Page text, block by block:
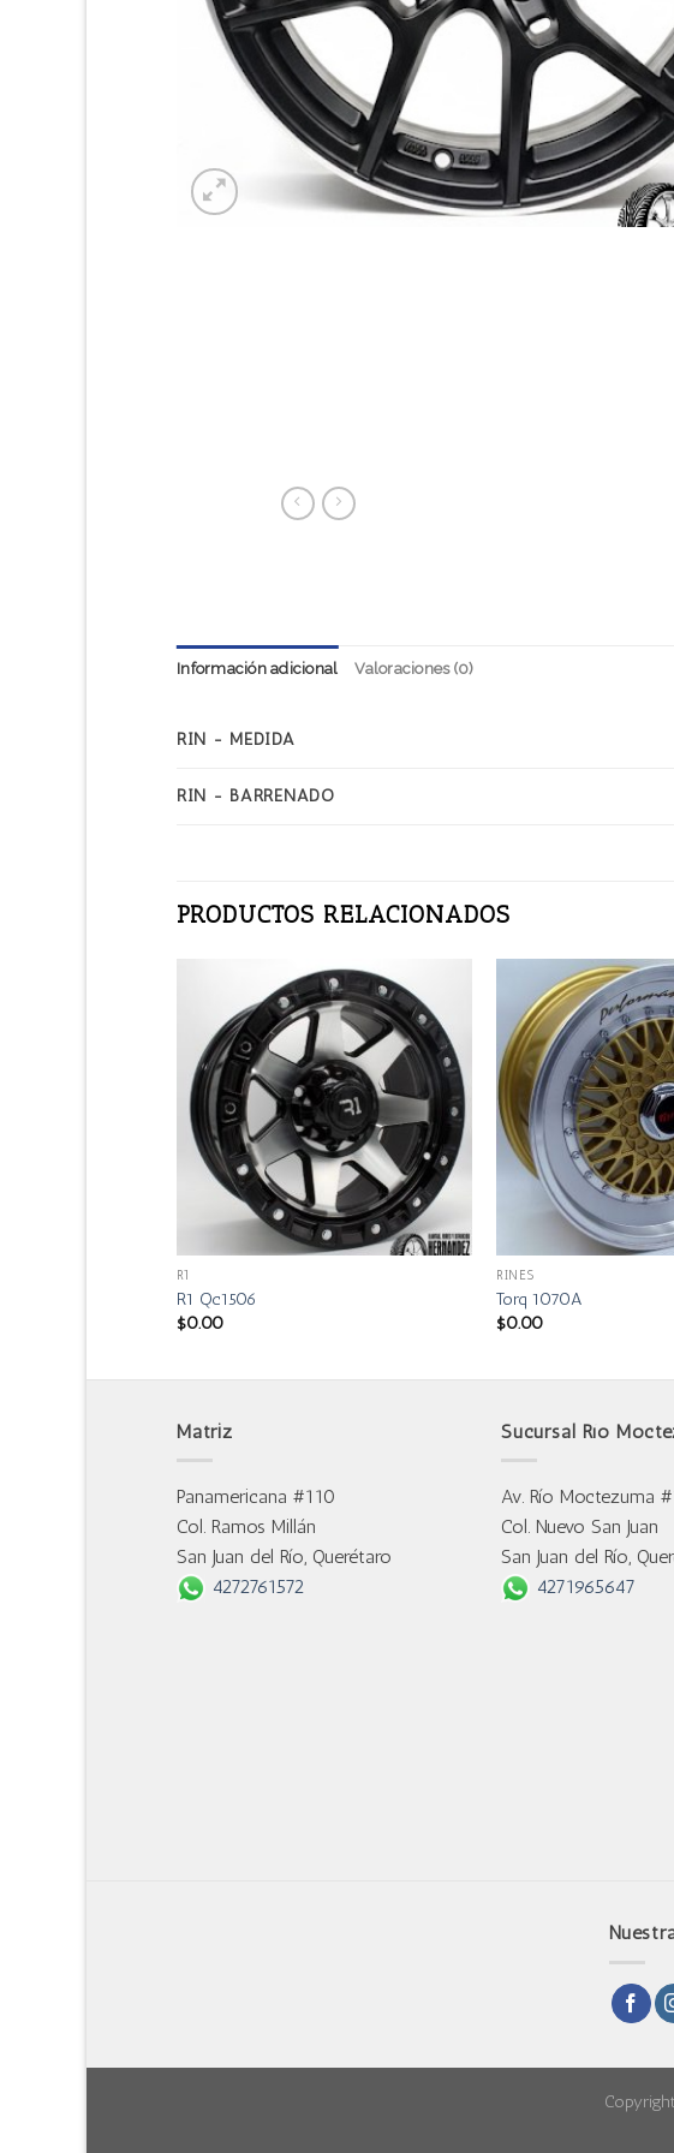
Información adicional Valoraciones (0)
RIN - MEDIDA
RIN - BARRENADO
PRODUCTOS RELACIONADOS
R1
R1 Qc1506
$0.00
RINES
Torq 1070A
$0.00
Matriz
Panamericana #110
Col. Ramos Millán
San Juan del Río, Querétaro
4272761572
Sucursal Río
Av. Río Moctezuma
Col. Nuevo San Juan
San Juan del Río,
4271965647